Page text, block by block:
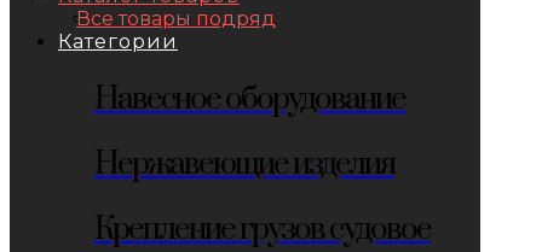
Все товары подряд
Категории
Навесное оборудование
Нержавеющие изделия
Крепление грузов судовое